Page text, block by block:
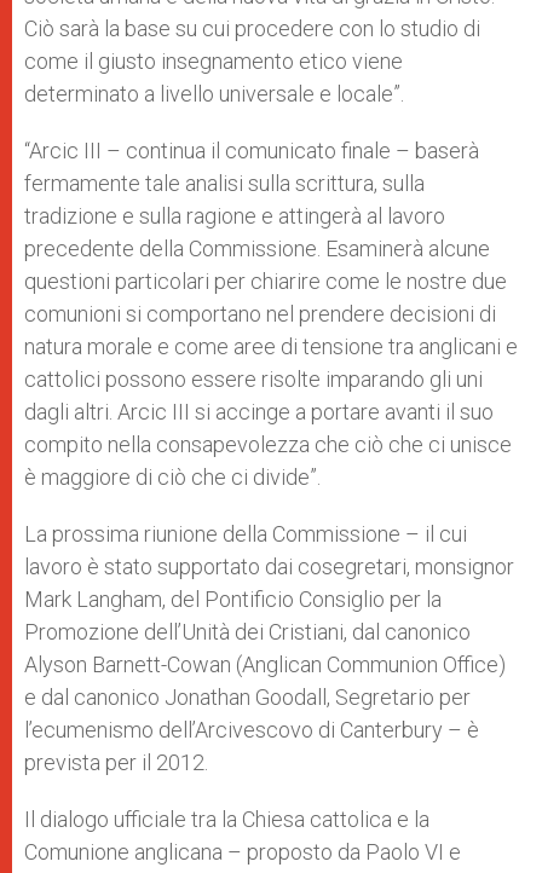
Ciò sarà la base su cui procedere con lo studio di
come il giusto insegnamento etico viene
determinato a livello universale e locale”.
“Arcic III – continua il comunicato finale – baserà
fermamente tale analisi sulla scrittura, sulla
tradizione e sulla ragione e attingerà al lavoro
precedente della Commissione. Esaminerà alcune
questioni particolari per chiarire come le nostre due
comunioni si comportano nel prendere decisioni di
natura morale e come aree di tensione tra anglicani e
cattolici possono essere risolte imparando gli uni
dagli altri. Arcic III si accinge a portare avanti il suo
compito nella consapevolezza che ciò che ci unisce
è maggiore di ciò che ci divide”.
La prossima riunione della Commissione – il cui
lavoro è stato supportato dai cosegretari, monsignor
Mark Langham, del Pontificio Consiglio per la
Promozione dell’Unità dei Cristiani, dal canonico
Alyson Barnett-Cowan (Anglican Communion Office)
e dal canonico Jonathan Goodall, Segretario per
l’ecumenismo dell’Arcivescovo di Canterbury – è
prevista per il 2012.
Il dialogo ufficiale tra la Chiesa cattolica e la
Comunione anglicana – proposto da Paolo VI e